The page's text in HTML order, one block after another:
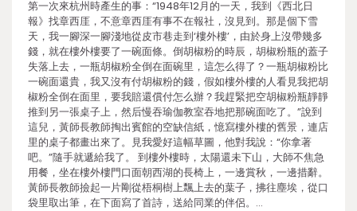
第一次來杭州時產生的事：“1948年12月的一天，我到《西北日
報》找章西厓，不意章西厓有事不在報社，沒見到。那是個下雪
天，我一腳深一腳淺地從皮市巷走到‘樓外樓’，由於身上沒帶幾多
錢，就在樓外樓要了一碗面條。倒胡椒粉的時辰，胡椒粉瓶的蓋子
失落上去，一瓶胡椒粉全倒在面碗里，這怎么得了？一瓶胡椒粉比
一碗面還貴，我又沒有付胡椒粉的錢，假如樓外樓的人看見我把胡
椒粉全倒在面里，要我賠還償付怎么辦？我趕緊把空胡椒粉瓶靜靜
推到另一張桌子上，然后慢吞瑜伽教室吞地把那碗面吃了。”說到
這兒，黃師長教師掏出賓館的空缺信紙，憶寫樓外樓的舊景，連店
里的桌子都畫出來了。見我愛好這幅草圖，他對我說：“你拿著
吧。”隨手就遞給我了。 到樓外樓時，太陽還未下山，大師不焦急
用餐，坐在樓外樓門口面朝西湖的長椅上，一邊賞秋，一邊措辭。
黃師長教師撿起一片剛從梧桐樹上飄上去的葉子，拂往塵埃，從口
袋里取出筆，在下面寫了首詩，送給同業的伴侶。…